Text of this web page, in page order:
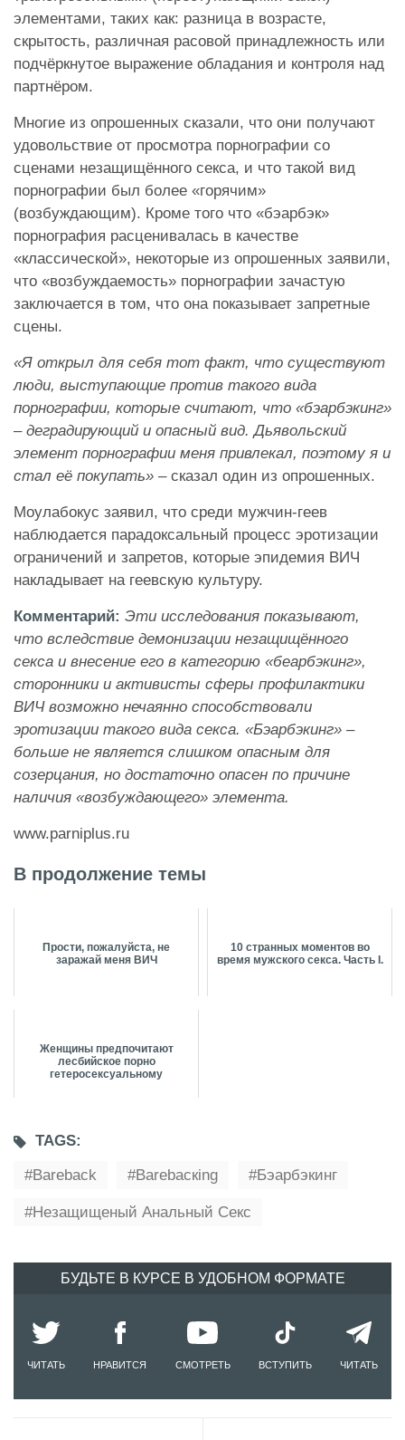
элементами, таких как: разница в возрасте,
скрытость, различная расовой принадлежность или
подчёркнутое выражение обладания и контроля над
партнёром.
Многие из опрошенных сказали, что они получают
удовольствие от просмотра порнографии со
сценами незащищённого секса, и что такой вид
порнографии был более «горячим»
(возбуждающим). Кроме того что «бэарбэк»
порнография расценивалась в качестве
«классической», некоторые из опрошенных заявили,
что «возбуждаемость» порнографии зачастую
заключается в том, что она показывает запретные
сцены.
«Я открыл для себя тот факт, что существуют
люди, выступающие против такого вида
порнографии, которые считают, что «бэарбэкинг»
– деградирующий и опасный вид. Дьявольский
элемент порнографии меня привлекал, поэтому я и
стал её покупать» – сказал один из опрошенных.
Моулабокус заявил, что среди мужчин-геев
наблюдается парадоксальный процесс эротизации
ограничений и запретов, которые эпидемия ВИЧ
накладывает на геевскую культуру.
Комментарий: Эти исследования показывают,
что вследствие демонизации незащищённого
секса и внесение его в категорию «беарбэкинг»,
сторонники и активисты сферы профилактики
ВИЧ возможно нечаянно способствовали
эротизации такого вида секса. «Бэарбэкинг» –
больше не является слишком опасным для
созерцания, но достаточно опасен по причине
наличия «возбуждающего» элемента.
www.parniplus.ru
В продолжение темы
Прости, пожалуйста, не
заражай меня ВИЧ
10 странных моментов во
время мужского секса. Часть I.
Женщины предпочитают
лесбийское порно
гетеросексуальному
TAGS:
Bareback
Barebacкing Бэарбэкинг
Незащищеный Анальный Секс
БУДЬТЕ В КУРСЕ В УДОБНОМ ФОРМАТЕ
ЧИТАТЬ НРАВИТСЯ СМОТРЕТЬ ВСТУПИТЬ ЧИТАТЬ